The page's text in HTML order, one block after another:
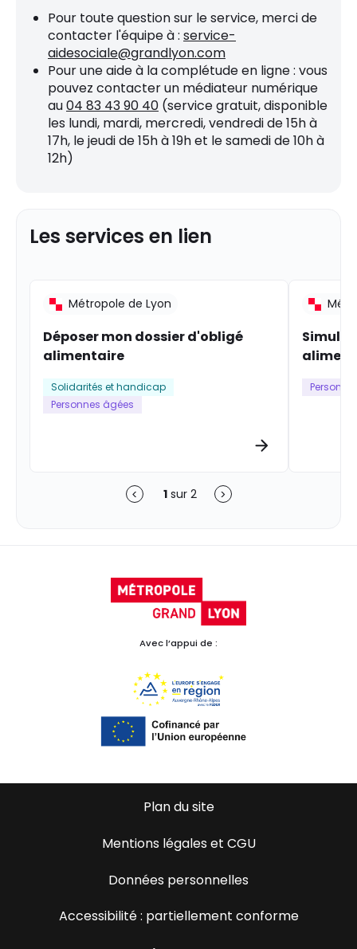
Pour toute question sur le service, merci de
contacter l'équipe à : service-
aidesociale@grandlyon.com
Pour une aide à la complétude en ligne : vous
pouvez contacter un médiateur numérique
au04 83 43 90 40 (service gratuit, disponible
les lundi, mardi, mercredi, vendredi de 15h à
17h, le jeudi de 15h à 19h et le samedi de 10h à
12h)
Les services en lien
Déposer mon dossier d'obligé
alimentaire
Métropole de Lyon
Solidarités et handicap
Personnes âgées
Précédent
1 sur 2 Suivant
Avec l’appui de :
Plan du site
Mentions légales et CGU
Données personnelles
Accessibilité : partiellement conforme